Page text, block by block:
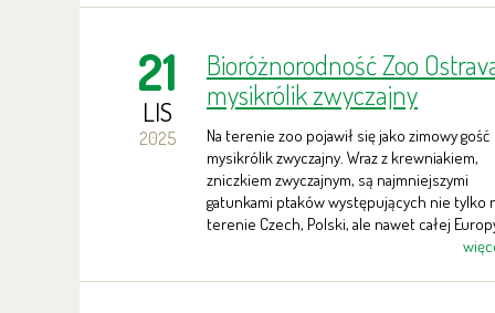
21
LIS
2025
Bioróżnorodność Zoo
mysikrólik zwyczajny
Na terenie zoo pojawił się jako zimowy gość
mysikrólik zwyczajny. Wraz z krewniakiem,
zniczkiem zwyczajnym, są najmniejszymi
gatunkami ptaków występujących nie tylko
terenie Czech, Polski, ale nawet całej